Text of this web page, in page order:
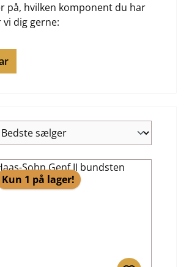
på, hvilken komponent du har
dig gerne:
Kun 1 på lager!